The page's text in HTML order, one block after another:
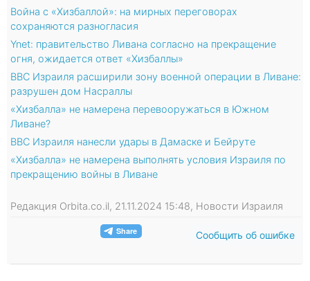
Война с «Хизбаллой»: на мирных переговорах
сохраняются разногласия
Ynet: правительство Ливана согласно на прекращение
огня, ожидается ответ «Хизбаллы»
ВВС Израиля расширили зону военной операции в Ливане:
разрушен дом Насраллы
«Хизбалла» не намерена перевооружаться в Южном
Ливане?
ВВС Израиля нанесли удары в Дамаске и Бейруте
«Хизбалла» не намерена выполнять условия Израиля по
прекращению войны в Ливане
Редакция Orbita.co.il, 21.11.2024 15:48, Новости Израиля
Сообщить об ошибке